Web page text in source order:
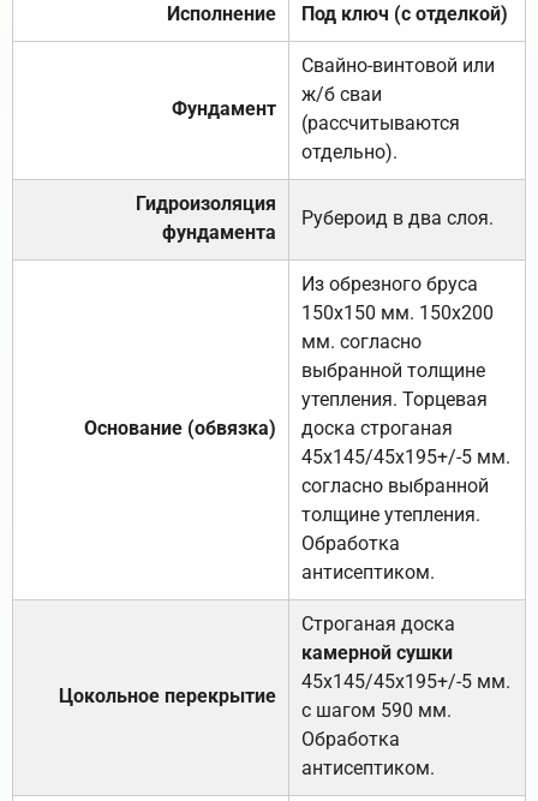
Исполнение Под ключ (с отделкой)
Фундамент
Свайно-винтовой или
ж/б сваи
(рассчитываются
отдельно).
Гидроизоляция
фундамента
Рубероид в два слоя.
Основание (обвязка)
Из обрезного бруса
150х150 мм. 150х200
мм. согласно
выбранной толщине
утепления. Торцевая
доска строганая
45х145/45х195+/-5 мм.
согласно выбранной
толщине утепления.
Обработка
антисептиком.
Цокольное перекрытие
Строганая доска
камерной сушки
45х145/45х195+/-5 мм.
с шагом 590 мм.
Обработка
антисептиком.